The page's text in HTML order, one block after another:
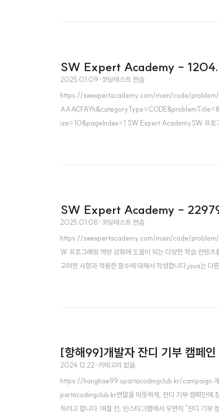
SW Expert Academy - 1204.
2025.01.09 ·코딩테스트 연습
https://swexpertacademy.com/main/code/
ize=10&pageIndex=1 SW Expert AcademySW 프로그
SW Expert Academy -
2025.01.08 ·코딩테스트 연습
https://swexpertacademy.com/main/code/
W 프로그래밍 역량 강화에 도움이 되는 다양한 학습 컨
고려한 사항과 적용한 함수에 대해서 작성합니다.java는 다
[항해99]개발자 잔디 기부 캠페인
2024.12.22 ·카테고리 없음
https://hanghae99.spartacodingclub.kr/campaign 개발
partacodingclub.kr연말을 따뜻하게, 잔디 기부 캠페인에
하려고 합니다. 며칠 전, 인스타그램에서 우연히 "잔디 기부